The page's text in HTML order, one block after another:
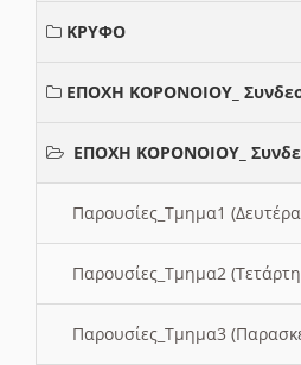
ΚΡΥΦΟ
ΕΠΟΧΗ ΚΟΡΟΝΟΙΟΥ_
ΕΠΟΧΗ ΚΟΡΟΝΟΙΟΥ_
Παρουσίες_Τμημα1
Παρουσίες_Τμημα2
Παρουσίες_Τμημα3